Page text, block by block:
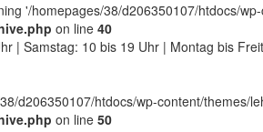
'/homepages/38/d206350107/htdocs/
on line 40
| Samstag: 10 bis 19 Uhr | Montag bis
d206350107/htdocs/wp-content/themes/
on line 50